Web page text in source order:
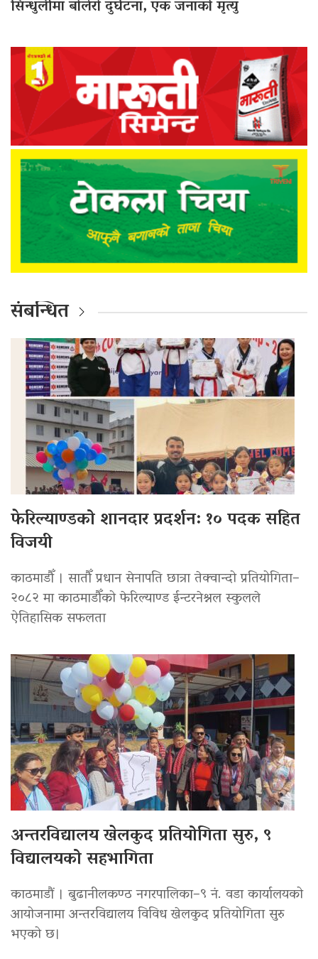
सिन्धुलीमा बोलेरो दुर्घटना, एक जनाको मृत्यु
संबन्धित
फेरिल्याण्डको शानदार प्रदर्शन: १० पदक सहित
विजयी
काठमाडौँ । सातौँ प्रधान सेनापति छात्रा तेक्वान्दो प्रतियोगिता–
२०८२ मा काठमाडौँको फेरिल्याण्ड ईन्टरनेश्नल स्कुलले
ऐतिहासिक सफलता
अन्तरविद्यालय खेलकुद प्रतियोगिता सुरु, ९
विद्यालयको सहभागिता
काठमाडौं । बुढानीलकण्ठ नगरपालिका–९ नं. वडा कार्यालयको
आयोजनामा अन्तरविद्यालय विविध खेलकुद प्रतियोगिता सुरु
भएको छ।